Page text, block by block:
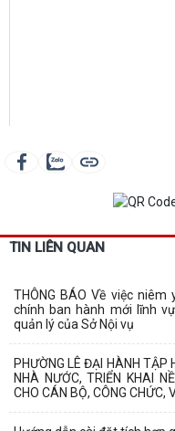
TIN LIÊN QUAN
THÔNG BÁO Về việc
chính ban hành mới lĩnh
quản lý của Sở Nội vụ
PHƯỜNG LÊ ĐẠI HÀNH TẬP
NHÀ NƯỚC, TRIỂN KHAI
CHO CÁN BỘ, CÔNG CHỨC,